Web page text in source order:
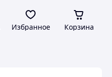
Избранное Корзина